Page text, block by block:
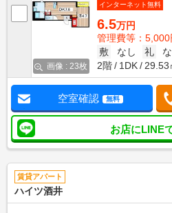
画像 : 23枚
インターネット無料
6.5万円
管理費等：5,000
敷
なし 礼
2階
1DK 29.53
空室確認 無料
お店にLINE
賃貸アパート
ハイツ酒井